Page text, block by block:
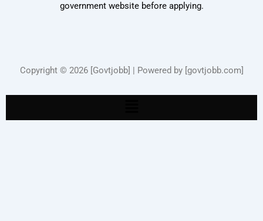
government website before applying.
Copyright © 2026 [Govtjobb] | Powered by [govtjobb.com]